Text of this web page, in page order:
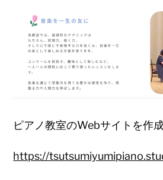
ピアノ教室のWebサイトを作
https://